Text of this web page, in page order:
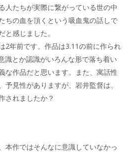
人たちが実際に繋がっている世の中
ちの血を頂くという吸血鬼の話しで
感じました。
2年前です。作品は3.11の前に作られ
識とか認識がいろんな形で落ち着い
な作品だと思います。また、寓話性
見性がありますが、岩井監督は、
されましたか？
本作ではそんなに意識していなかっ